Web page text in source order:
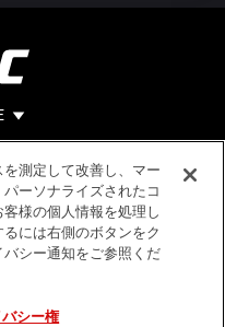
法的事項
利用規約
個人情報保
測定して改善し、マー
ーソナライズされたコ
様の個人情報を処理し
には右側のボタンをク
バシー通知をご参照くだ
シー権